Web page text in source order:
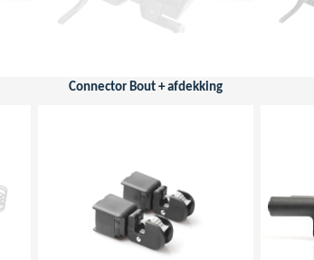
Connector Bout + afdekking